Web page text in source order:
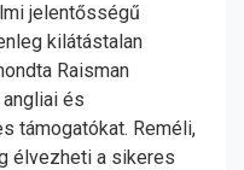
jelentősségű
kilátástalan
Raisman
és
támogatókat. Reméli,
élvezheti a sikeres